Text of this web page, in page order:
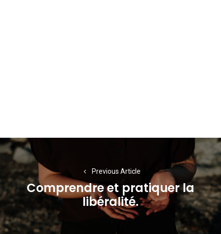
Navigation
de
l’article
Previous Article
Previous
post:
Comprendre et pratiquer la
libéralité.